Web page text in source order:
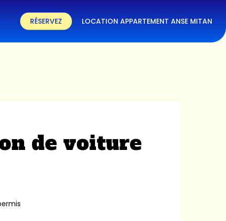
RÉSERVEZ LOCATION APPARTEMENT ANSE MITAN
de voiture